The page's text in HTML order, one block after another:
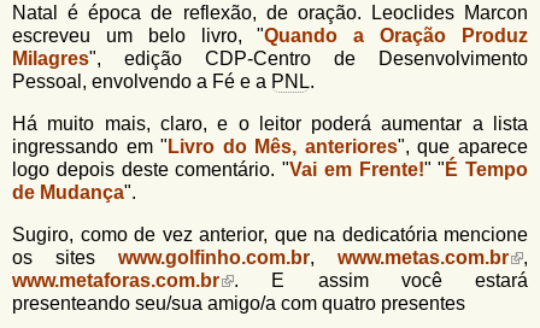
Natal é época de reflexão, de oração. Leoclides Marcon
escreveu um belo livro, "Quando a Oração Produz
Milagres", edição CDP-Centro de Desenvolvimento
Pessoal, envolvendo a Fé e a PNL.
Há muito mais, claro, e o leitor poderá aumentar a lista
ingressando em " Livro do Mês, anteriores", que aparece
logo depois deste comentário. "Vai em Frente!" " É Tempo
de Mudança".
Sugiro, como de vez anterior, que na dedicatória mencione
os sites www.golfinho.com.br, www.metas.com.br
,
www.metaforas.com.br
. E assim você estará
presenteando seu/sua amigo/a com quatro presentes